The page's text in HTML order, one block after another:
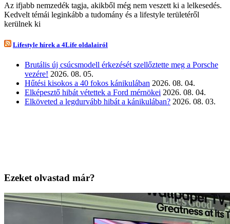
Az ifjabb nemzedék tagja, akikből még nem veszett ki a lelkesedés.
Kedvelt témái leginkább a tudomány és a lifestyle területéről
kerülnek ki
Lifestyle hírek a 4Life oldalairól
Brutális új csúcsmodell érkezését szellőztette meg a Porsche
vezére! 2026. 08. 05.
Hűtési kisokos a 40 fokos kánikulában 2026. 08. 04.
Elképesztő hibát vétettek a Ford mérnökei 2026. 08. 04.
Elköveted a legdurvább hibát a kánikulában? 2026. 08. 03.
Ezeket olvastad már?